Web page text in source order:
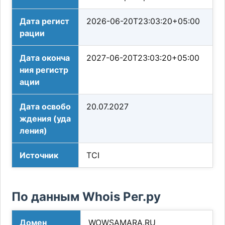
Дата регист
рации
2026-06-20T23:03:20+05:00
Дата оконча
ния регистр
ации
2027-06-20T23:03:20+05:00
Дата освобо
ждения (уда
ления)
20.07.2027
Источник TCI
По данным Whois Рег.ру
Домен WOWSAMARA.RU